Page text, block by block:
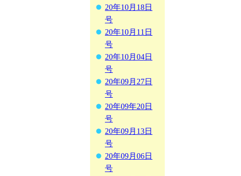
20年10月18日
号
20年10月11日
号
20年10月04日
号
20年09月27日
号
20年09年20日
号
20年09月13日
号
20年09月06日
号